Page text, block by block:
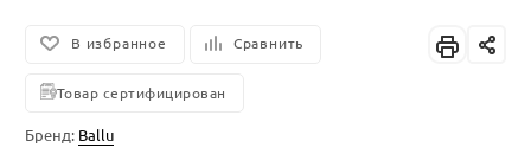
В избранное Сравнить
Товар сертифицирован
Бренд: Ballu